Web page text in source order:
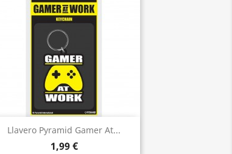
Llavero Pyramid Gamer At...
1,99 €
Vista rápida